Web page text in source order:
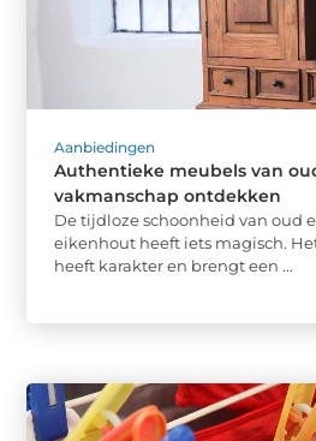
Aanbiedingen
Authentieke meubels van
vakmanschap ontdekken
De tijdloze schoonheid van oud
eikenhout heeft iets magisch.
heeft karakter en brengt een ...